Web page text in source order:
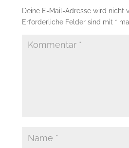
Deine E-Mail-Adresse wird nicht
Erforderliche Felder sind mit *